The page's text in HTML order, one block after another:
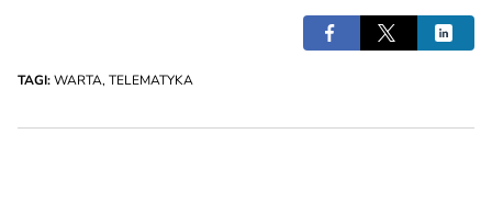
TAGI:WARTA, TELEMATYKA